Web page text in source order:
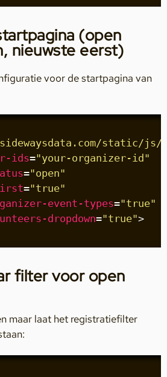
(open
nieuwste eerst)
voor de startpagina van
static/js/
ids="your-organizer-id"
="open"
="true"
event-types="true"
dropdown="true">
filter voor open
maar laat het registratiefilter